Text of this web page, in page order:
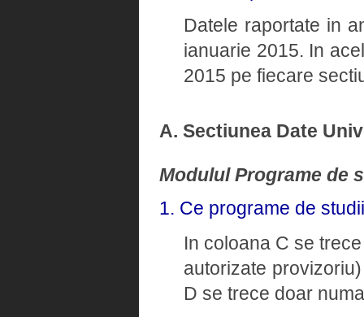
Datele raportate in
ianuarie 2015. In
2015 pe fiecare
A. Sectiunea Date
Modulul Programe de
1. Ce programe de
In coloana C se
autorizate
D se trece doar